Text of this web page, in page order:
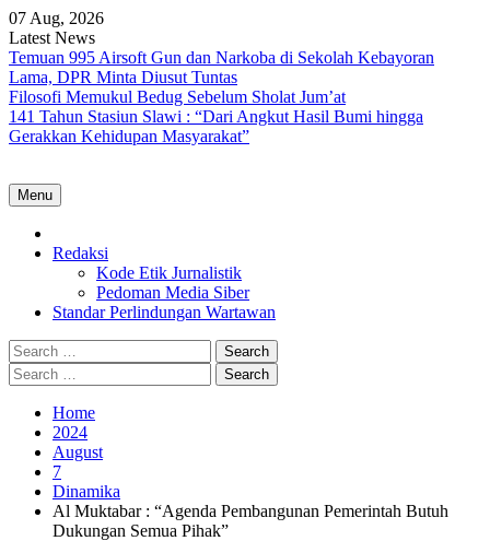
Skip
to
content
07 Aug, 2026
Latest News
Temuan 995 Airsoft Gun dan Narkoba di Sekolah Kebayoran
Lama, DPR Minta Diusut Tuntas
Filosofi Memukul Bedug Sebelum Sholat Jum’at
141 Tahun Stasiun Slawi : “Dari Angkut Hasil Bumi hingga
Gerakkan Kehidupan Masyarakat”
Menu
Redaksi
Kode Etik Jurnalistik
Pedoman Media Siber
Standar Perlindungan Wartawan
Search
for:
Search
for:
Home
2024
August
7
Dinamika
Al Muktabar : “Agenda Pembangunan Pemerintah Butuh
Dukungan Semua Pihak”